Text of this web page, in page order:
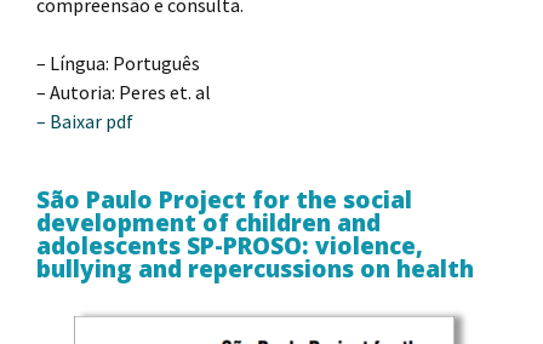
– Língua: Português
– Autoria: Peres et. al
– Baixar pdf
São Paulo Project for the social
development of children and
adolescents SP-PROSO: violence,
bullying and repercussions on health